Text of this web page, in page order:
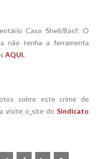
Caso Shell/Basf: O
não tenha a ferramenta
AQUI.
sobre este crime de
visite o site do Sindicato